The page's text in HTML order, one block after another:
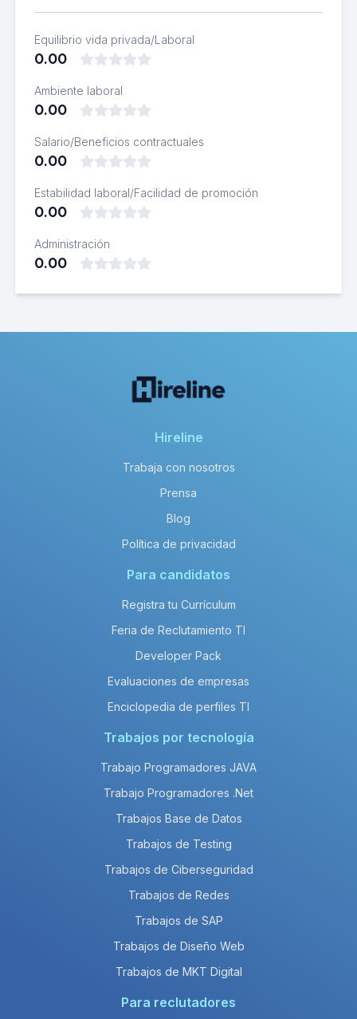
Equilibrio vida privada/Laboral
0.00
Ambiente laboral
0.00
Salario/Beneficios contractuales
0.00
Estabilidad laboral/Facilidad de promoción
0.00
Administración
0.00
Hireline
Trabaja con nosotros
Prensa
Blog
Política de privacidad
Para candidatos
Registra tu Currículum
Feria de Reclutamiento TI
Developer Pack
Evaluaciones de empresas
Enciclopedia de perfiles TI
Trabajos por tecnología
Trabajo Programadores JAVA
Trabajo Programadores .Net
Trabajos Base de Datos
Trabajos de Testing
Trabajos de Ciberseguridad
Trabajos de Redes
Trabajos de SAP
Trabajos de Diseño Web
Trabajos de MKT Digital
Para reclutadores